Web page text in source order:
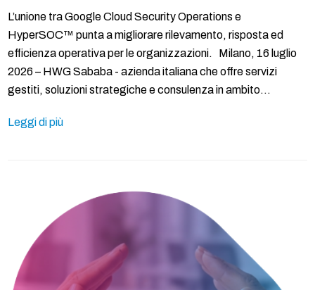
L’unione tra Google Cloud Security Operations e
HyperSOC™ punta a migliorare rilevamento, risposta ed
efficienza operativa per le organizzazioni. Milano, 16 luglio
2026 – HWG Sababa - azienda italiana che offre servizi
gestiti, soluzioni strategiche e consulenza in ambito…
Leggi di più